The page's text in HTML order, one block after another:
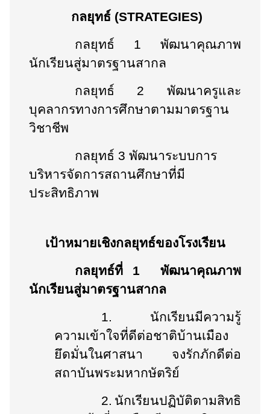
กลยุทธ์ (STRATEGIES)
กลยุทธ์ 1 พัฒนาคุณภาพ
นักเรียนสู่มาตรฐานสากล
กลยุทธ์ 2 พัฒนาครูและ
บุคลากรทางการศึกษาตามมาตรฐาน
วิชาชีพ
กลยุทธ์ 3 พัฒนาระบบการ
บริหารจัดการสถานศึกษาที่มี
ประสิทธิภาพ
เป้าหมายเชิงกลยุทธ์ของโรงเรียน
กลยุทธ์ที่ 1
พัฒนาคุณภาพ
นักเรียนสู่มาตรฐานสากล
1.
นักเรียนมีความรู้
ความเข้าใจที่ดีต่อชาติบ้านเมือง
ยึดมั่นในศาสนา จงรักภักดีต่อ
สถาบันพระมหากษัตริย์
2. นักเรียนปฏิบัติตามสิทธิ